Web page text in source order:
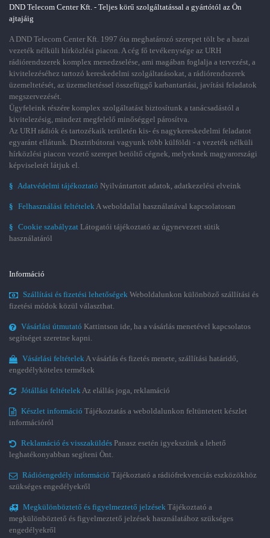
DND Telecom Center Kft. - Teljes körű szolgáltatással a gyártótól az Ön
ajtajáig
A DND Telecom Center Kft. 1997 óta meghatározó szerepet tölt be a hazai
vezeték nélküli hírközlési piacon. A cég fő tevékenysége az URH
rádiórendszerek komplex menedzselése, ami magában foglalja a tervezést, a
kivitelezéséhez tartozó kereskedelmi szolgáltatásokat, a rádiórendszerek
üzemeltetését, az üzemeltetéssel összefüggő karbantartási, javítási feladatok
megszervezését.
Ügyfeleink részére komplex szolgáltatást biztosítunk a tanácsadástól a
kivitelezésig, mindezt megfelelő minőséggel párosítva.
Az URH rádiók és tartozékaik területén kis- és nagykereskedelmi feladatot
egyaránt ellátunk. Disztribútorai vagyunk több külföldi - a vezeték nélküli
hírközlési piacon vezető szerepet betöltő cégnek, melyeknek magyarországi
képviseletét látjuk el.
§ Adatvédelmi tájékoztató Nyilvántartott adatok, adatkezelési elveink
§ Felhasználási feltételekA weboldallal használatával kapcsolatosan
§ Cookie szabályzat Látogatói tájékoztató az úgynevezett sütik
használatáról
Információ
Szállítási és fizetési lehetőségek Weboldalunkon különböző szállítási és
fizetési módok közül választhat.
Vásárlási útmutató Kattintson ide, ha a vásárlás menetével kapcsolatos
segítséget szeretne kapni.
Vásárlási feltételekA vásárlás és fizetés menete, szállítási határidő,
engedélyköteles termékek
Jótállási feltételekAz elállás joga, reklamáció
Készlet információ Tájékoztatás a weboldalunkon feltüntetett készlet
információról
Reklamáció és visszaküldés Panasz esetén igyekszünk a lehető
leghatékonyabban segíteni Önt.
Rádióengedély információ Tájékoztató a rádiófrekvenciás eszközökhöz
szükséges engedélyekről
Megkülönböztető és figyelmeztető jelzések Tájékoztató a
megkülönböztető és figyelmeztető jelzések használatához szükséges
engedélyekről